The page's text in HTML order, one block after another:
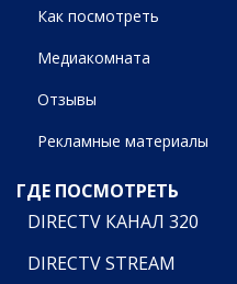
Как посмотреть
Медиакомната
Отзывы
Рекламные материалы
ГДЕ ПОСМОТРЕТЬ
DIRECTV КАНАЛ 320
DIRECTV STREAM